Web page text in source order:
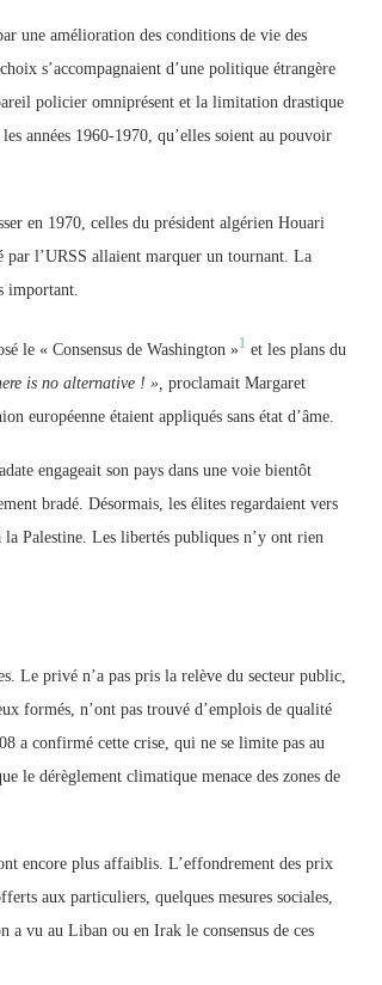
une amélioration des conditions de vie des
s’accompagnaient d’une politique étrangère
policier omniprésent et la limitation drastique
années 1960-1970, qu’elles soient au pouvoir
en 1970, celles du président algérien Houari
par l’URSS allaient marquer un tournant. La
important.
le « Consensus de Washington »1 et les plans du
is no alternative ! », proclamait Margaret
européenne étaient appliqués sans état d’âme.
engageait son pays dans une voie bientôt
bradé. Désormais, les élites regardaient vers
Palestine. Les libertés publiques n’y ont rien
Le privé n’a pas pris la relève du secteur public,
formés, n’ont pas trouvé d’emplois de qualité
a confirmé cette crise, qui ne se limite pas au
le dérèglement climatique menace des zones de
encore plus affaiblis. L’effondrement des prix
aux particuliers, quelques mesures sociales,
a vu au Liban ou en Irak le consensus de ces